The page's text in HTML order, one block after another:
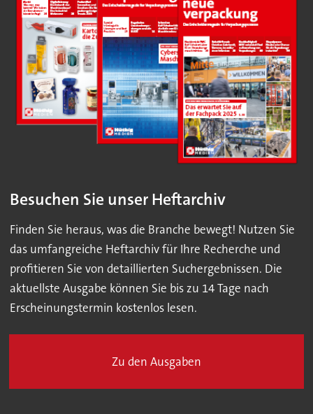
Besuchen Sie unser Heftarchiv
Finden Sie heraus, was die Branche bewegt! Nutzen Sie
das umfangreiche Heftarchiv für Ihre Recherche und
profitieren Sie von detaillierten Suchergebnissen. Die
aktuellste Ausgabe können Sie bis zu 14 Tage nach
Erscheinungstermin kostenlos lesen.
Zu den Ausgaben